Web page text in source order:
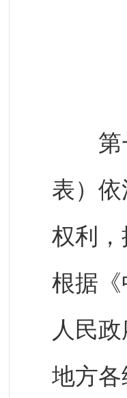
第一
表）
权利
根据
人民
地方